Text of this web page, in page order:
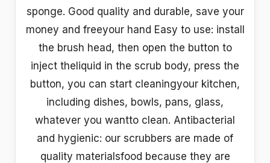
sponge. Good quality and durable, save your
money and freeyour hand Easy to use: install
the brush head, then open the button to
inject theliquid in the scrub body, press the
button, you can start cleaningyour kitchen,
including dishes, bowls, pans, glass,
whatever you wantto clean. Antibacterial
and hygienic: our scrubbers are made of
quality materialsfood because they are